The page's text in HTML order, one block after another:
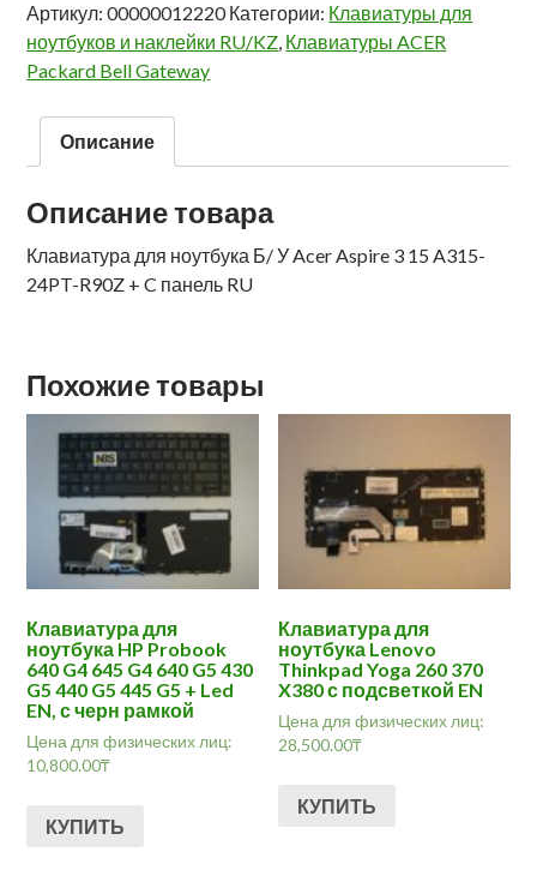
Артикул:00000012220Категории: Клавиатуры для
ноутбуков и наклейки RU/KZ, Клавиатуры ACER
Packard Bell Gateway
Описание
Описание товара
Клавиатура для ноутбука Б/ У Acer Aspire 3 15 A315-
24PT-R90Z + C панель RU
Похожие товары
Клавиатура для
ноутбука HP Probook
640 G4 645 G4 640 G5 430
G5 440 G5 445 G5 + Led
EN, с черн рамкой
Цена для физических лиц:
10,800.00₸
КУПИТЬ
Клавиатура для
ноутбука Lenovo
Thinkpad Yoga 260 370
X380 с подсветкой EN
Цена для физических лиц:
28,500.00₸
КУПИТЬ